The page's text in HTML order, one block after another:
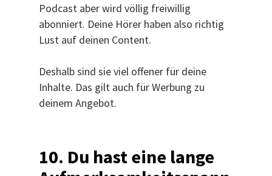
Podcast aber wird völlig freiwillig
abonniert. Deine Hörer haben also richtig
Lust auf deinen Content.
Deshalb sind sie viel offener für deine
Inhalte. Das gilt auch für Werbung zu
deinem Angebot.
10. Du hast eine lange